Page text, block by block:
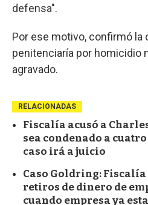
defensa".
Por ese motivo, confirmó la
penitenciaría por homicidio
agravado.
RELACIONADAS
Fiscalía acusó a
sea condenado a
caso irá a juicio
Caso Goldring: Fiscalía
retiros de dinero de
cuando empresa ya